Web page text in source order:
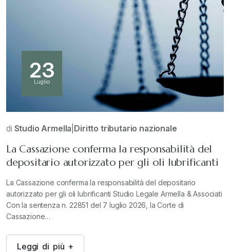
23
Luglio
di Studio Armella Diritto tributario nazionale
La Cassazione conferma la responsabilità del
depositario autorizzato per gli oli lubrificanti
La Cassazione conferma la responsabilità del depositario
autorizzato per gli oli lubrificanti Studio Legale Armella & Associati
Con la sentenza n. 22851 del 7 luglio 2026, la Corte di
Cassazione…
Leggi di più +